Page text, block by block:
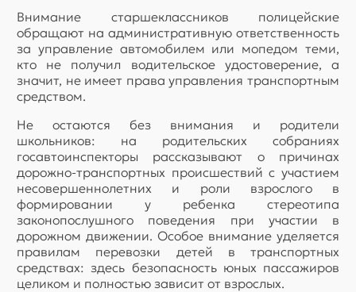
Внимание старшеклассников полицейские
обращают на административную ответственность
за управление автомобилем или мопедом теми,
кто не получил водительское удостоверение, а
значит, не имеет права управления транспортным
средством.
Не остаются без внимания и родители
школьников: на родительских собраниях
госавтоинспекторы рассказывают о причинах
дорожно-транспортных происшествий с участием
несовершеннолетних и роли взрослого в
формировании у ребенка стереотипа
законопослушного поведения при участии в
дорожном движении. Особое внимание уделяется
правилам перевозки детей в транспортных
средствах: здесь безопасность юных пассажиров
целиком и полностью зависит от взрослых.